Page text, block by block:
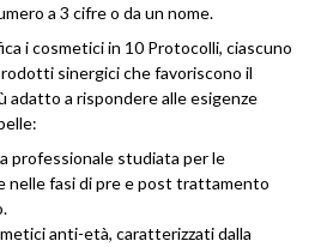
a 3 cifre o da un nome.
i cosmetici in 10 Protocolli, ciascuno
sinergici che favoriscono il
a rispondere alle esigenze
professionale studiata per le
nelle fasi di pre e post trattamento
anti-età, caratterizzati dalla